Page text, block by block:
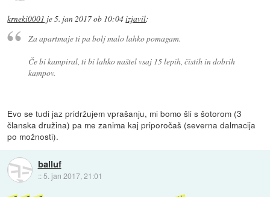
krneki0001 je5. jan 2017 ob 10:04izjavil:
Za apartmaje ti pa bolj malo lahko pomagam.
Če bi kampiral, ti bi lahko naštel vsaj 15 lepih, čistih in dobrih
kampov.
Evo se tudi jaz pridržujem vprašanju, mi bomo šli s šotorom (3
članska družina) pa me zanima kaj priporočaš (severna dalmacija
po možnosti).
balluf
:: 5. jan 2017, 21:01